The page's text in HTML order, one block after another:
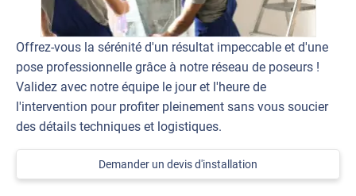
Offrez-vous la sérénité d'un résultat impeccable et d'une
pose professionnelle grâce à notre réseau de poseurs !
Validez avec notre équipe le jour et l'heure de
l'intervention pour profiter pleinement sans vous soucier
des détails techniques et logistiques.
Demander un devis d'installation